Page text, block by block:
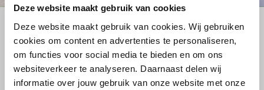
Deze website maakt gebruik van cookies
Deze website maakt gebruik van cookies. Wij gebruiken
cookies om content en advertenties te personaliseren,
om functies voor social media te bieden en om ons
websiteverkeer te analyseren. Daarnaast delen wij
informatie over jouw gebruik van onze website met onze
Maat:
M L